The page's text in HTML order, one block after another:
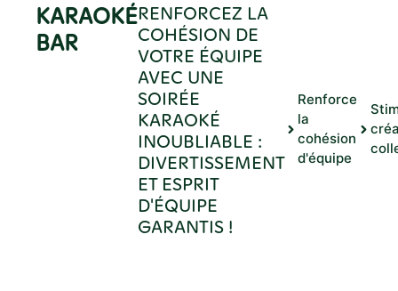
KARAOKÉ
BAR
RENFORCEZ LA
COHÉSION DE
VOTRE ÉQUIPE
AVEC UNE
SOIRÉE
KARAOKÉ
INOUBLIABLE :
DIVERTISSEMENT
ET ESPRIT
D'ÉQUIPE
GARANTIS !
Renforce
la
cohésion
d'équipe